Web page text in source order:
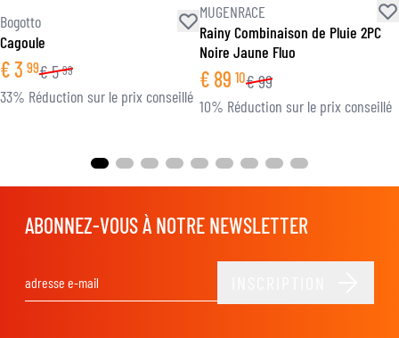
Bogotto
Cagoule
€3 99€5 99
33% Réduction sur le prix conseillé
MUGENRACE
Rainy Combinaison de Pluie 2PC
Noire Jaune Fluo
€ 89 10€99
10% Réduction sur le prix conseillé
ABONNEZ-VOUS À NOTRE NEWSLETTER